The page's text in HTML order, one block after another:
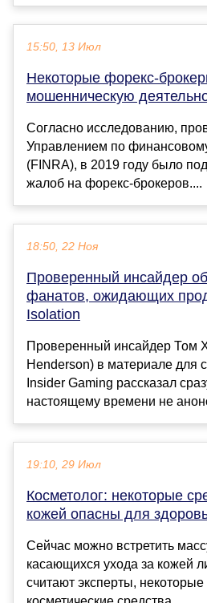
15:50, 13 Июл
Некоторые форекс-
мошенническую
Согласно исследованию,
Управлением по
(FINRA), в 2019 году было
жалоб на форекс-брокеров....
18:50, 22 Ноя
Проверенный инсайдер
фанатов, ожидающих
Isolation
Проверенный инсайдер Том
Henderson) в материале для
Insider Gaming рассказал
настоящему времени не
19:10, 29 Июл
Косметолог: некоторые
кожей опасны для
Сейчас можно встретить
касающихся ухода за кожей
считают эксперты,